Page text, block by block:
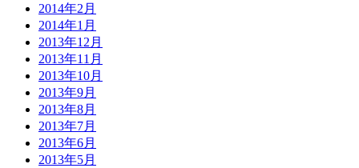
2014年2月
2014年1月
2013年12月
2013年11月
2013年10月
2013年9月
2013年8月
2013年7月
2013年6月
2013年5月